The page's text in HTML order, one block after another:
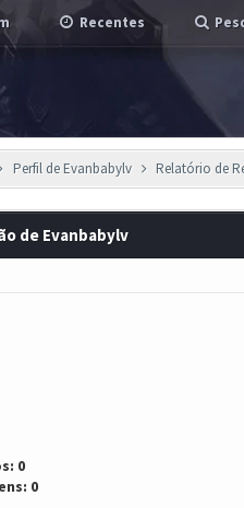
Recentes
Perfil de Evanbabylv Relatório de
de Evanbabylv
0
0